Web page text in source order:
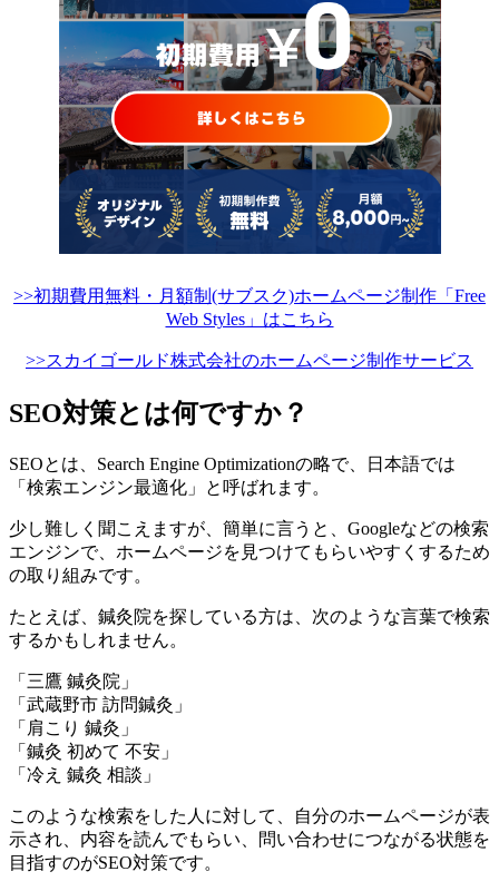
>>初期費用無料・月額制(サブスク)ホームページ制作「Free
Web Styles」はこちら
>>スカイゴールド株式会社のホームページ制作サービス
SEO対策とは何ですか？
SEOとは、Search Engine Optimizationの略で、日本語では
「検索エンジン最適化」と呼ばれます。
少し難しく聞こえますが、簡単に言うと、Googleなどの検索
エンジンで、ホームページを見つけてもらいやすくするため
の取り組みです。
たとえば、鍼灸院を探している方は、次のような言葉で検索
するかもしれません。
「三鷹 鍼灸院」
「武蔵野市 訪問鍼灸」
「肩こり 鍼灸」
「鍼灸 初めて 不安」
「冷え 鍼灸 相談」
このような検索をした人に対して、自分のホームページが表
示され、内容を読んでもらい、問い合わせにつながる状態を
目指すのがSEO対策です。